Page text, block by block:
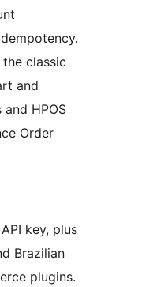
classic
and
HPOS
Order
key, plus
Brazilian
plugins.